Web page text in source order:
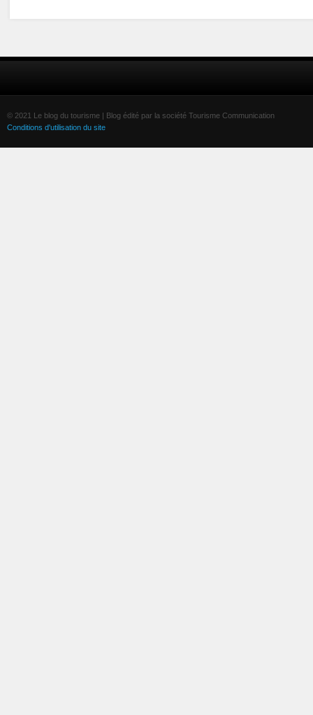
© 2021 Le blog du tourisme | Blog édité par la société Tourisme Communication
Conditions d'utilisation du site